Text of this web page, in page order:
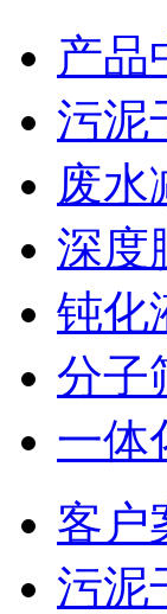
产品
污泥
废水
深度
钝化
分子
一体
客户
污泥